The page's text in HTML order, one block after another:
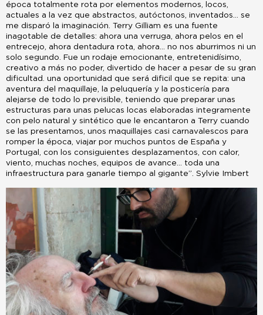
época totalmente rota por elementos modernos, locos,
actuales a la vez que abstractos, autóctonos, inventados… se
me disparó la imaginación. Terry Gilliam es una fuente
inagotable de detalles: ahora una verruga, ahora pelos en el
entrecejo, ahora dentadura rota, ahora… no nos aburrimos ni un
solo segundo. Fue un rodaje emocionante, entretenidísimo,
creativo a más no poder, divertido de hacer a pesar de su gran
dificultad. una oportunidad que será dificil que se repita: una
aventura del maquillaje, la peluquería y la posticería para
alejarse de todo lo previsible, teniendo que preparar unas
estructuras para unas pelucas locas elaboradas integramente
con pelo natural y sintético que le encantaron a Terry cuando
se las presentamos, unos maquillajes casi carnavalescos para
romper la época, viajar por muchos puntos de España y
Portugal, con los consiguientes desplazamentos, con calor,
viento, muchas noches, equipos de avance… toda una
infraestructura para ganarle tiempo al gigante”. Sylvie Imbert